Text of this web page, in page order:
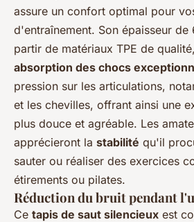
assure un confort optimal pour
d'entraînement. Son épaisseur de
partir de matériaux TPE de
absorption des chocs
pression sur les articulations,
et les chevilles, offrant ainsi une
plus douce et agréable. Les
apprécieront la stabilité qu'il
sauter ou réaliser des exercices
étirements ou pilates.
Réduction du bruit pendant
Ce tapis de saut silencieux est